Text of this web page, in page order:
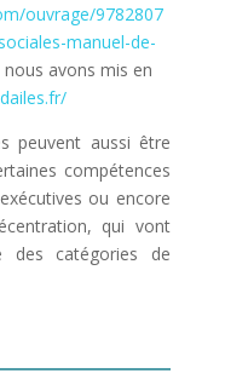
ouvrage/9782807
manuel-de-
avons mis en
peuvent aussi être
compétences
ou encore
qui vont
des catégories de